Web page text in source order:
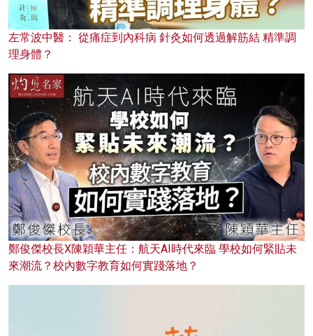
左常波中醫： 從痛症到內科病 針灸如何透過解筋結 精準調
理身體？
鄭俊傑校長X陳穎華主任：航天AI時代來臨 學校如何緊貼未
來潮流？校內數字教育如何實踐落地？